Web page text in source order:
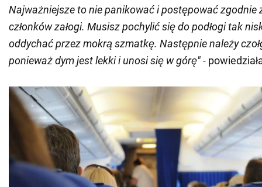
Najważniejsze to nie panikować i postępować zgodnie
członków załogi. Musisz pochylić się do podłogi tak
oddychać przez mokrą szmatkę. Następnie należy
ponieważ dym jest lekki i unosi się w górę" -